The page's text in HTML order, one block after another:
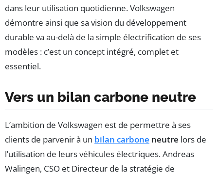
dans leur utilisation quotidienne. Volkswagen
démontre ainsi que sa vision du développement
durable va au-delà de la simple électrification de ses
modèles : c’est un concept intégré, complet et
essentiel.
Vers un bilan carbone neutre
L’ambition de Volkswagen est de permettre à ses
clients de parvenir à un bilan carbone neutre lors de
l’utilisation de leurs véhicules électriques. Andreas
Walingen, CSO et Directeur de la stratégie de